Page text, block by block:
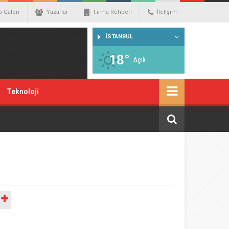
Galeri Yazarlar Firma Rehberi İletişim
İSTANBUL
18° Açık
Teknoloji